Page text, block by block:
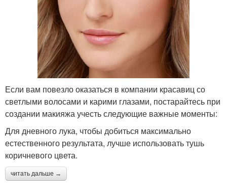
Если вам повезло оказаться в компании красавиц со
светлыми волосами и карими глазами, постарайтесь при
создании макияжа учесть следующие важные моменты:
Для дневного лука, чтобы добиться максимально
естественного результата, лучше использовать тушь
коричневого цвета.
читать дальше →